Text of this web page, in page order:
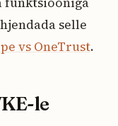
selle
vs OneTrust.
le